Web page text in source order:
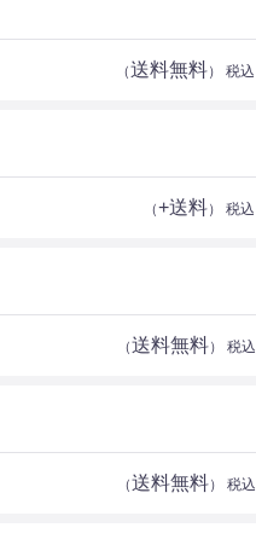
（送料無料） 税込
（+送料） 税込
（送料無料） 税込
（送料無料） 税込